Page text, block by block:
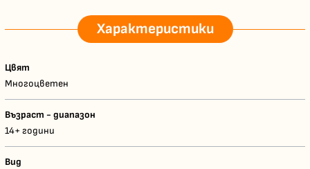
Характеристики
Цвят
Многоцветен
Възраст - диапазон
14+ години
Вид